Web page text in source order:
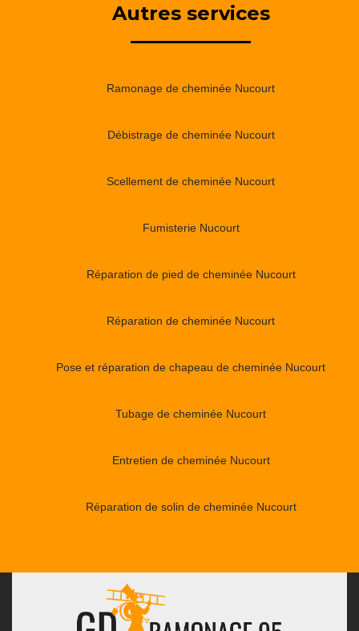
Autres services
Ramonage de cheminée Nucourt
Débistrage de cheminée Nucourt
Scellement de cheminée Nucourt
Fumisterie Nucourt
Réparation de pied de cheminée Nucourt
Réparation de cheminée Nucourt
Pose et réparation de chapeau de cheminée Nucourt
Tubage de cheminée Nucourt
Entretien de cheminée Nucourt
Réparation de solin de cheminée Nucourt